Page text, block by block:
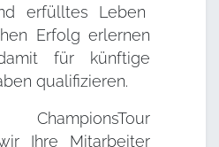
erfülltes Leben
Erfolg erlernen
für künftige
qualifizieren.
Ihre Mitarbeiter